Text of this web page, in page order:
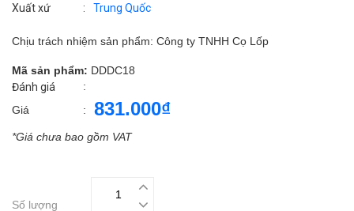
Xuất xứ : Trung Quốc
Chịu trách nhiệm sản phẩm: Công ty TNHH Cọ Lốp
Mã sản phẩm: DDDC18
Đánh giá
:
Giá
: 831.000₫
*Giá chưa bao gồm VAT
Số lượng